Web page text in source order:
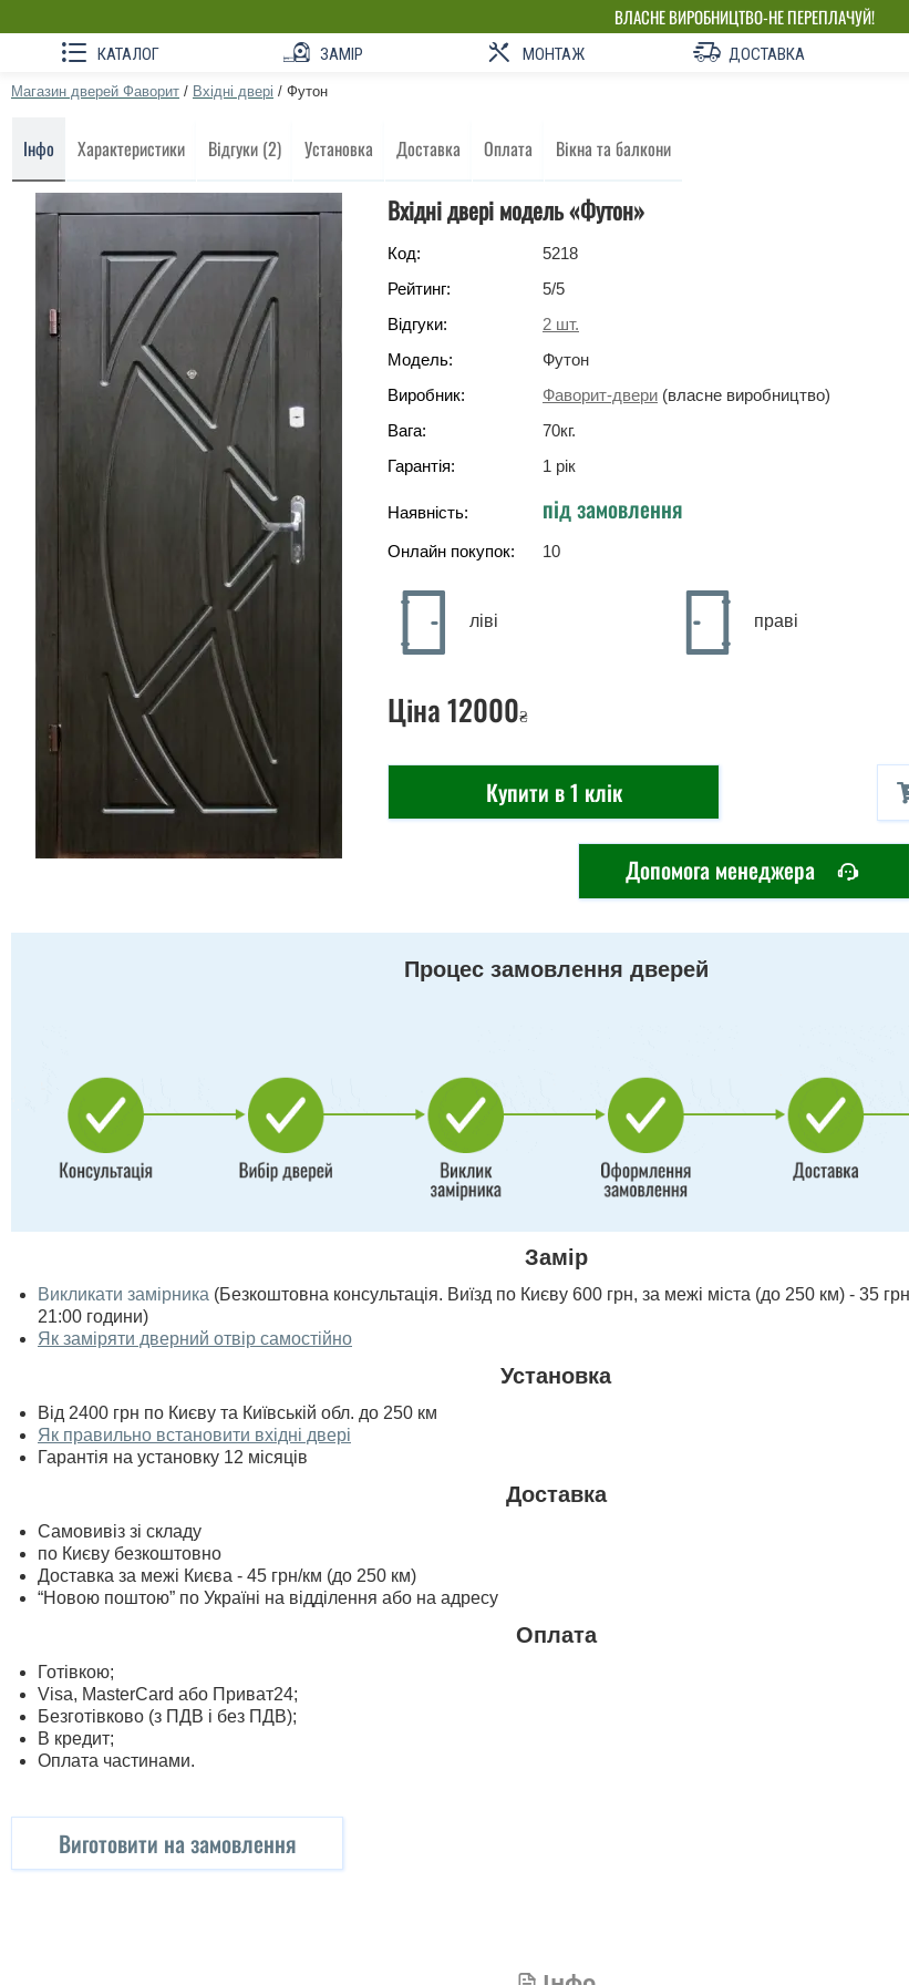
ВЛАСНЕ ВИРОБНИЦТВО-НЕ ПЕРЕПЛАЧУЙ!
КАТАЛОГ ЗАМІР МОНТАЖ ДОСТАВКА
Магазин дверей Фаворит / Вхідні двері / Футон
Інфо Характеристики Відгуки (2) Установка Доставка Оплата Вікна та балкони
Вхідні двері модель «Футон»
Код:
5218
Рейтинг:
5/5
Відгуки:
2 шт.
Модель:
Футон
Виробник:
Фаворит-двери (власне виробництво)
Вага:
70кг.
Гарантія:
1 рік
Наявність: під замовлення
Онлайн покупок: 10
ліві праві
Ціна12000₴
Купити в 1 клік
Допомога менеджера
Процес замовлення дверей
Замір
Викликати замірника (Безкоштовна консультація. Виїзд по Києву 600 грн, за межі міста (до 250 км) - 35
21:00 години)
Як заміряти дверний отвір самостійно
Установка
Від 2400 грн по Києву та Київській обл. до 250 км
Як правильно встановити вхідні двері
Гарантія на установку 12 місяців
Доставка
Самовивіз зі складу
по Києву безкоштовно
Доставка за межі Києва - 45 грн/км (до 250 км)
“Новою поштою” по Україні на відділення або на адресу
Оплата
Готівкою;
Visa, MasterСard або Приват24;
Безготівково (з ПДВ і без ПДВ);
В кредит;
Оплата частинами.
Виготовити на замовлення